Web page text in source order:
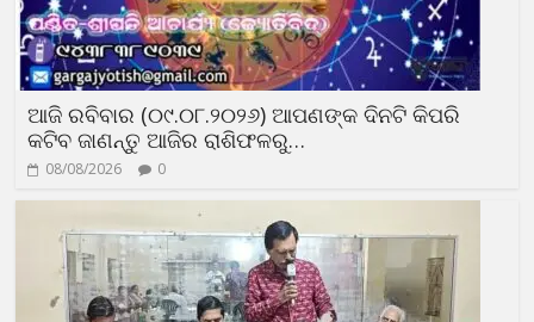
ଆଜି ରବିବାର (୦୯.୦୮.୨୦୨୬) ଆପଣଙ୍କ ଦିନଟି କିପରି
କଟିବ ଜାଣନ୍ତୁ ଆଜିର ରାଶିଫଳରୁ…
08/08/2026 0